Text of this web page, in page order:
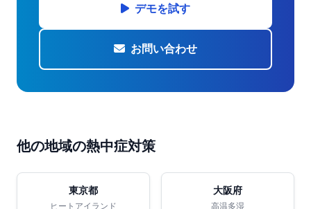
デモを試す
お問い合わせ
他の地域の熱中症対策
東京都
ヒートアイランド
大阪府
高温多湿